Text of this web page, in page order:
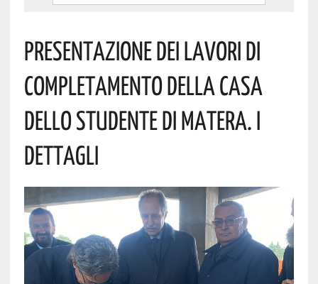
Presentazione Dei Lavori Di
Completamento Della Casa
Dello Studente Di Matera. I
Dettagli